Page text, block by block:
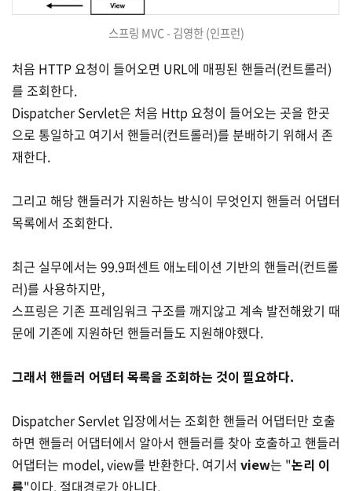
스프링 MVC - 김영한 (인프런)
처음 HTTP 요청이 들어오면 URL에 매핑된 핸들러(컨트롤러)
를 조회한다.
Dispatcher Servlet은 처음 Http 요청이 들어오는 곳을 한곳
으로 통일하고 여기서 핸들러(컨트롤러)를 분배하기 위해서 존
재한다.
그리고 해당 핸들러가 지원하는 방식이 무엇인지 핸들러 어댑터
목록에서 조회한다.
최근 실무에서는 99.9퍼센트 애노테이션 기반의 핸들러(컨트롤
러)를 사용하지만,
스프링은 기존 프레임워크 구조를 깨지않고 계속 발전해왔기 때
문에 기존에 지원하던 핸들러들도 지원해야했다.
그래서 핸들러 어댑터 목록을 조회하는 것이 필요하다.
Dispatcher Servlet 입장에서는 조회한 핸들러 어댑터만 호출
하면 핸들러 어댑터에서 알아서 핸들러를 찾아 호출하고 핸들러
어댑터는 model, view를 반환한다. 여기서 view는 "논리 이
름"이다. 절대경로가 아니다.